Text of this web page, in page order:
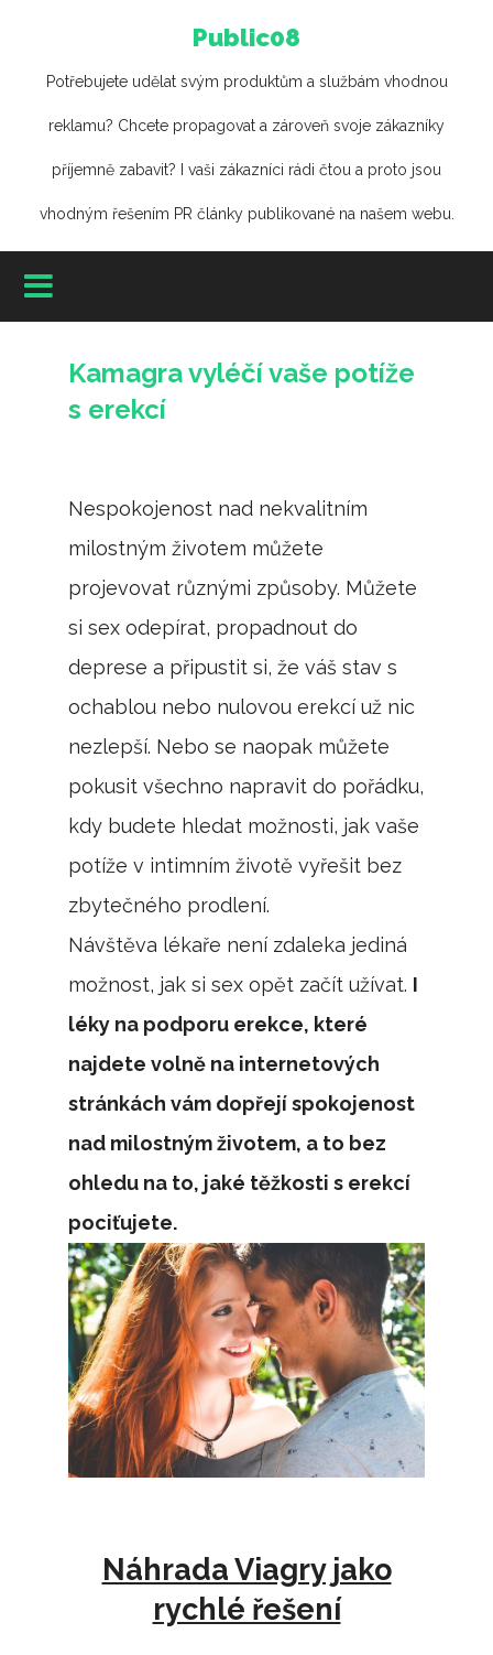
Public08
Potřebujete udělat svým produktům a službám vhodnou
reklamu? Chcete propagovat a zároveň svoje zákazníky
příjemně zabavit? I vaši zákazníci rádi čtou a proto jsou
vhodným řešením PR články publikované na našem webu.
Kamagra vyléčí vaše potíže
s erekcí
Nespokojenost nad nekvalitním
milostným životem můžete
projevovat různými způsoby. Můžete
si sex odepírat, propadnout do
deprese a připustit si, že váš stav s
ochablou nebo nulovou erekcí už nic
nezlepší. Nebo se naopak můžete
pokusit všechno napravit do pořádku,
kdy budete hledat možnosti, jak vaše
potíže v intimním životě vyřešit bez
zbytečného prodlení.
Návštěva lékaře není zdaleka jediná
možnost, jak si sex opět začít užívat. I
léky na podporu erekce, které
najdete volně na internetových
stránkách vám dopřejí spokojenost
nad milostným životem, a to bez
ohledu na to, jaké těžkosti s erekcí
pociťujete.
Náhrada Viagry jako
rychlé řešení